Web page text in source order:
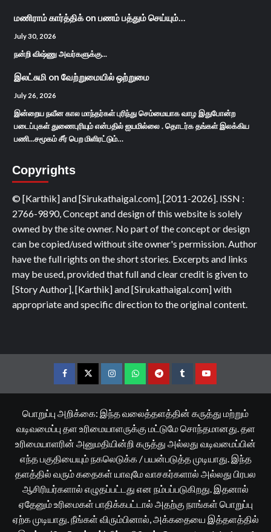
மணிராம் கார்த்திக்on பணம் பத்தும் செய்யும்…
July 30, 2026
நன்றி விஷ்ணு அவர்களுக்கு...
இலட்சுமி on வேற்றுமையில் ஒற்றுமை
July 26, 2026
இன்றைய நவீன கால மாந்தர்கள் புரிந்து செம்மையாக வாழ இதுபோன்ற
படைப்புகள் துணைபுரியும் என்பதில் ஐயமில்லை . தொடர்க தங்கள் இலக்கிய
பணி...சமூகம் சீர் பெற மிளிரட்டும்…
Copyrights
© [Karthik] and [Sirukathaigal.com], [2011-2026]. ISSN :
2766-9890, Concept and design of this website is solely
owned by the site owner. No part of the concept or design
can be copied/used without site owner's permission. Author
have the full rights on the short stories. Excerpts and links
may be used, provided that full and clear credit is given to
[Story Author], [Karthik] and [Sirukathaigal.com] with
appropriate and specific direction to the original content.
FacebookTwitterInstagramWhatsappTelegramTumblrYouTube
பொறுப்பு அறிக்கை: இந்த வலைத்தளத்தின் கருத்து மற்றும்
வடிவமைப்பு தள உரிமையாளருக்கு மட்டுமே சொந்தமானது. தள
உரிமையாளரின் அனுமதியின்றி கருத்து அல்லது வடிவமைப்பின்
எந்த பகுதியையும் நகலெடுக்க / பயன்படுத்த முடியாது. இந்த
தளத்தில் வரும் கதைகள் யாவுமே வாசகர்களால் அல்லது பிரபல
ஆசிரியர்களால் எழுதப்பட்டது என நம்பப்படுகிறது. இதனால்
ஏதேனும் உரிமைகள் பாதிக்கபட்டால் அதற்கு நாங்கள் பொறுப்பு
ஏற்க முடியாது. நீங்கள் விரும்பினால், அக்கதையை இத்தளத்தில்